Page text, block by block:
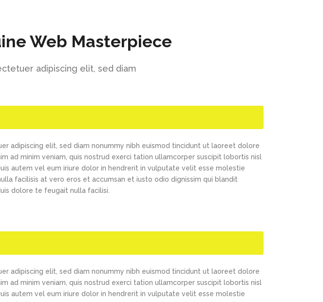
Web Masterpiece
adipiscing elit, sed diam
adipiscing elit, sed diam nonummy nibh euismod tincidunt ut laoreet dolore
ad minim veniam, quis nostrud exerci tation ullamcorper suscipit lobortis nisl
autem vel eum iriure dolor in hendrerit in vulputate velit esse molestie
facilisis at vero eros et accumsan et iusto odio dignissim qui blandit
dolore te feugait nulla facilisi.
adipiscing elit, sed diam nonummy nibh euismod tincidunt ut laoreet dolore
ad minim veniam, quis nostrud exerci tation ullamcorper suscipit lobortis nisl
autem vel eum iriure dolor in hendrerit in vulputate velit esse molestie